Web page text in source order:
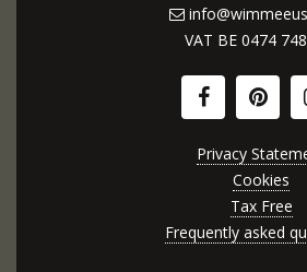
VAT BE 0474
Privacy
Cookies
Tax Free
Frequently asked